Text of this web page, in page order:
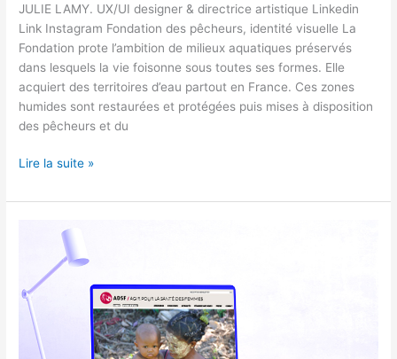
JULIE LAMY. UX/UI designer & directrice artistique Linkedin
Link Instagram Fondation des pêcheurs, identité visuelle​ La
Fondation prote l’ambition de milieux aquatiques préservés
dans lesquels la vie foisonne sous toutes ses formes. Elle
acquiert des territoires d’eau partout en France. Ces zones
humides sont restaurées et protégées puis mises à disposition
des pêcheurs et du
Lire la suite »
visuelle